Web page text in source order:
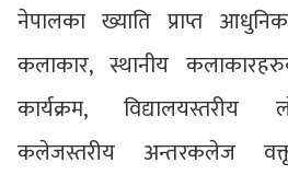
नेपालका ख्याति प्राप्त
कलाकार, स्थानीय
कार्यक्रम, विद्यालयस्तरीय
कलेजस्तरीय अन्तरकलेज